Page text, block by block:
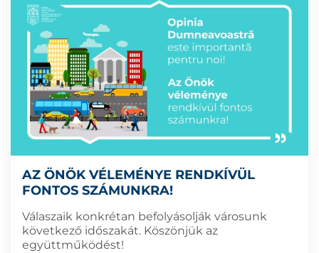
AZ ÖNÖK VÉLEMÉNYE RENDKÍVÜL
FONTOS SZÁMUNKRA!
Válaszaik konkrétan befolyásolják városunk
következő időszakát. Köszönjük az
együttműködést!